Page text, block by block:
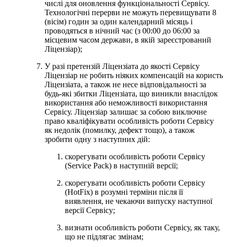
числі для оновлення функціональності Сервісу.
Технологічні перерви не можуть перевищувати 8
(вісім) годин за один календарний місяць і
проводяться в нічний час (з 00:00 до 06:00 за
місцевим часом держави, в якій зареєстрований
Ліцензіар);
У разі претензій Ліцензіата до якості Сервісу
Ліцензіар не робить ніяких компенсацій на користь
Ліцензіата, а також не несе відповідальності за
будь-які збитки Ліцензіата, що виникли внаслідок
використання або неможливості використання
Сервісу. Ліцензіар залишає за собою виключне
право кваліфікувати особливість роботи Сервісу
як недолік (помилку, дефект тощо), а також
зробити одну з наступних дій:
скорегувати особливість роботи Сервісу
(Service Pack) в наступній версії;
скорегувати особливість роботи Сервісу
(HotFix) в розумні терміни після її
виявлення, не чекаючи випуску наступної
версії Сервісу;
визнати особливість роботи Сервісу, як таку,
що не підлягає змінам;